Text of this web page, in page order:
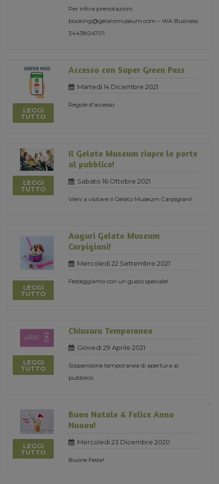
Per info e prenotazioni
booking@gelatomuseum.com – WA Business
3443804701
LEGGI
TUTTO
Accesso con Super Green Pass
Martedi 14 Dicembre 2021
Regole d'accesso
LEGGI
TUTTO
Il Gelato Museum riapre le porte
al pubblico!
Sabato 16 Ottobre 2021
Vieni a visitare il Gelato Museum Carpigiani!
LEGGI
TUTTO
Auguri Gelato Museum
Carpigiani!
Mercoledi 22 Settembre 2021
Festeggiamo con un gusto speciale!
LEGGI
TUTTO
Chiusura Temporanea
Giovedi 29 Aprile 2021
Sospensione temporanea di apertura al
pubblico
LEGGI
TUTTO
Buon Natale & Felice Anno
Nuovo!
Mercoledi 23 Dicembre 2020
Buone Feste!